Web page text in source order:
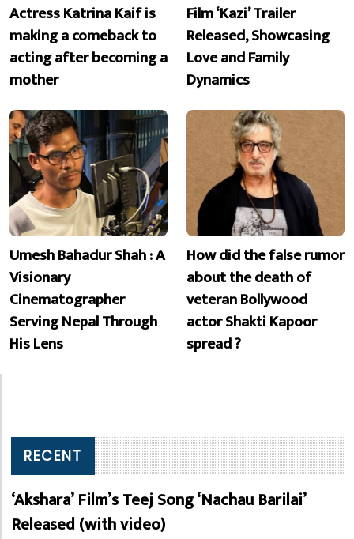
Actress Katrina Kaif is
making a comeback to
acting after becoming a
mother
Film ‘Kazi’ Trailer
Released, Showcasing
Love and Family
Dynamics
Umesh Bahadur Shah : A
Visionary
Cinematographer
Serving Nepal Through
His Lens
How did the false rumor
about the death of
veteran Bollywood
actor Shakti Kapoor
spread ?
RECENT
‘Akshara’ Film’s Teej Song ‘Nachau Barilai’
Released (with video)